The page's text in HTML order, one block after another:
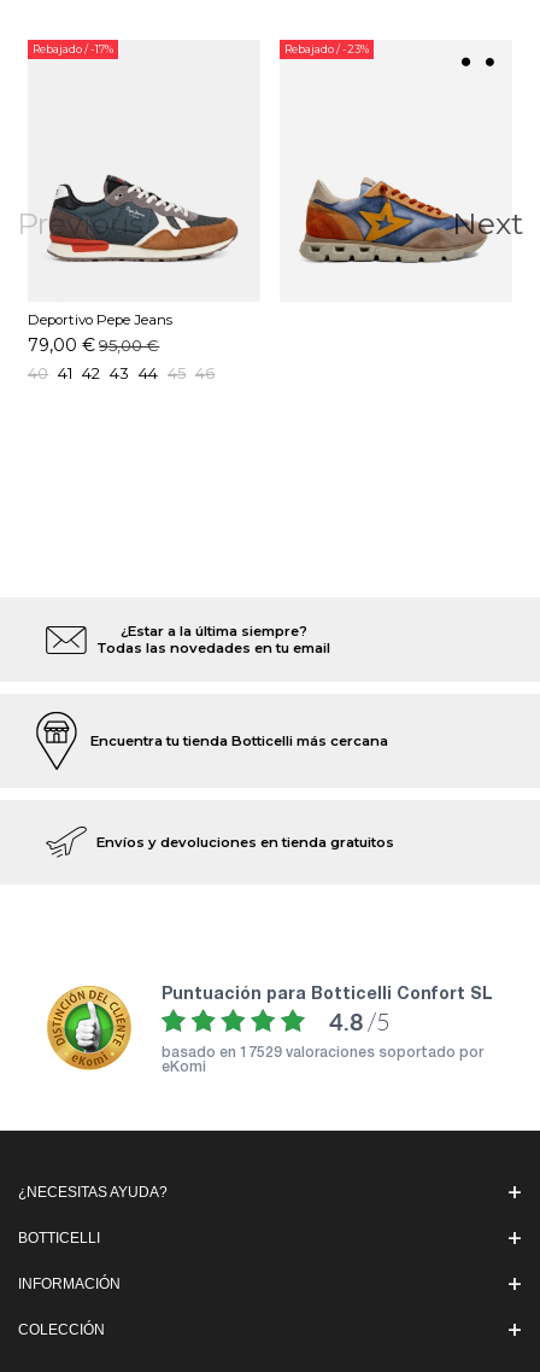
Previous
Rebajado/ -17%
Deportivo Pepe Jeans
PMS400021 Cuero
79,00 € 95,00 €
40 41 42 43 44 45 46
Rebajado/ -23%
Next
¿Estar a la última siempre?
Todas las novedades en tu email
Encuentra tu tienda Botticelli más cercana
Envíos y devoluciones en tienda gratuitos
puntuación para Botticelli Confort SL
4.8 /5
basado en 17529 valoraciones soportado por
eKomi
¿NECESITAS AYUDA?
BOTTICELLI
INFORMACIÓN
COLECCIÓN